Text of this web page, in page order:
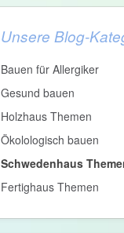
Unsere Blog-
Bauen für Allergiker
Gesund bauen
Holzhaus Themen
Ökolologisch bauen
Schwedenhaus
Fertighaus Themen